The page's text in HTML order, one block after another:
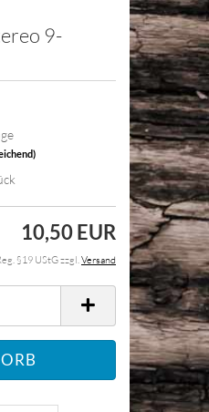
9-
10,50 EUR
§19 UStG zzgl.Versand